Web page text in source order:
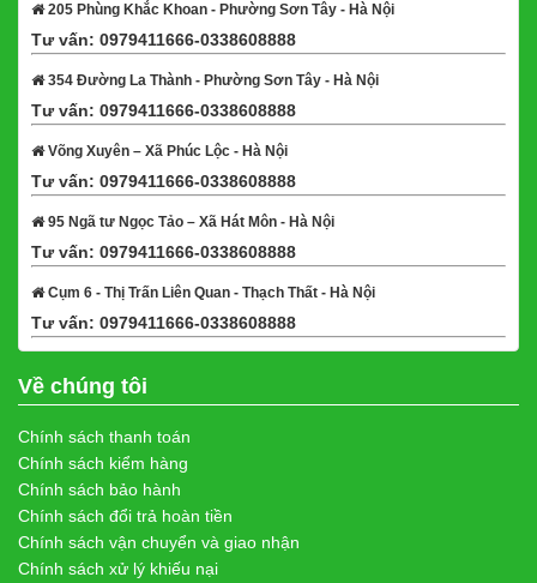
205 Phùng Khắc Khoan - Phường Sơn Tây - Hà Nội
Tư vấn: 0979411666-0338608888
354 Đường La Thành - Phường Sơn Tây - Hà Nội
Tư vấn: 0979411666-0338608888
Võng Xuyên – Xã Phúc Lộc - Hà Nội
Tư vấn: 0979411666-0338608888
95 Ngã tư Ngọc Tảo – Xã Hát Môn - Hà Nội
Tư vấn: 0979411666-0338608888
Cụm 6 - Thị Trấn Liên Quan - Thạch Thất - Hà Nội
Tư vấn: 0979411666-0338608888
Về chúng tôi
Chính sách thanh toán
Chính sách kiểm hàng
Chính sách bảo hành
Chính sách đổi trả hoàn tiền
Chính sách vận chuyển và giao nhận
Chính sách xử lý khiếu nại